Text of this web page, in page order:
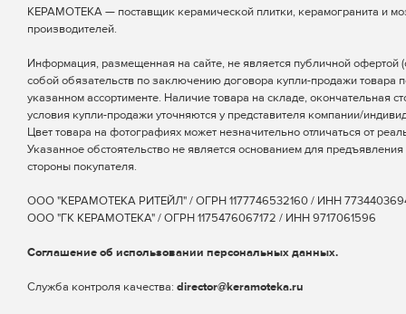
КЕРАМОТЕКА — поставщик керамической плитки, керамогранита и
производителей.
Информация, размещенная на сайте, не является публичной офертой
собой обязательств по заключению договора купли-продажи товара
указанном ассортименте. Наличие товара на складе, окончательная
условия купли-продажи уточняются у представителя компании/
Цвет товара на фотографиях может незначительно отличаться от
Указанное обстоятельство не является основанием для
стороны покупателя.
ООО "КЕРАМОТЕКА РИТЕЙЛ" / ОГРН 1177746532160 / ИНН
ООО "ГК КЕРАМОТЕКА" / ОГРН 1175476067172 / ИНН 9717061596
Соглашение об использовании персональных данных.
Cлужба контроля качества: director@keramoteka.ru